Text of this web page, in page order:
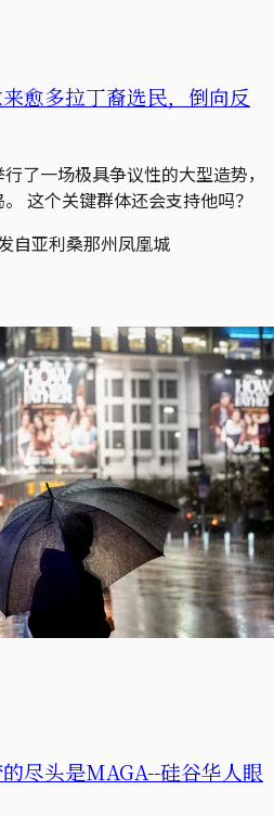
愈多拉丁裔选民，倒向反
了一场极具争议性的大型造势，
这个关键群体还会支持他吗？
自亚利桑那州凤凰城
尽头是MAGA--硅谷华人眼